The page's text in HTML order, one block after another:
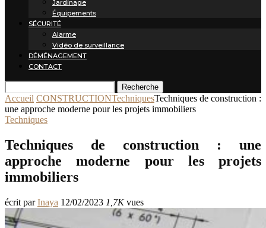
Jardinage
Équipements
SÉCURITÉ
Alarme
Vidéo de surveillance
DÉMÉNAGEMENT
CONTACT
Recherche
Accueil CONSTRUCTIONTechniquesTechniques de construction :
une approche moderne pour les projets immobiliers
Techniques
Techniques de construction : une
approche moderne pour les projets
immobiliers
écrit parInaya 12/02/2023 1,7Kvues